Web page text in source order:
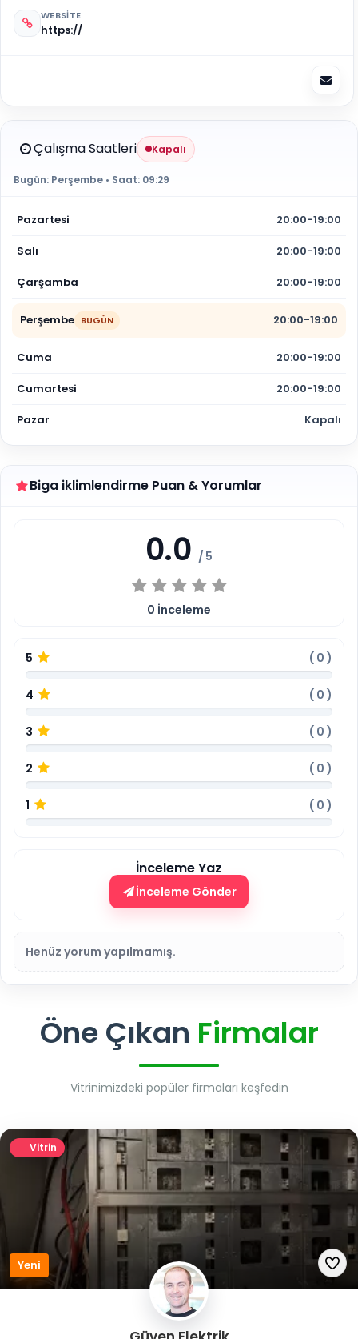
WEBSITE
https://
Çalışma Saatleri Kapalı
Bugün: Perşembe • Saat: 09:29
Pazartesi 20:00-19:00
Salı 20:00-19:00
Çarşamba 20:00-19:00
Perşembe BUGÜN 20:00-19:00
Cuma 20:00-19:00
Cumartesi 20:00-19:00
Pazar Kapalı
Biga iklimlendirme Puan & Yorumlar
0.0 / 5
0 İnceleme
5 ( 0 )
4 ( 0 )
3 ( 0 )
2 ( 0 )
1 ( 0 )
İnceleme Yaz
İnceleme Gönder
Henüz yorum yapılmamış.
Öne Çıkan Firmalar
Vitrinimizdeki popüler firmaları keşfedin
Vitrin
Yeni